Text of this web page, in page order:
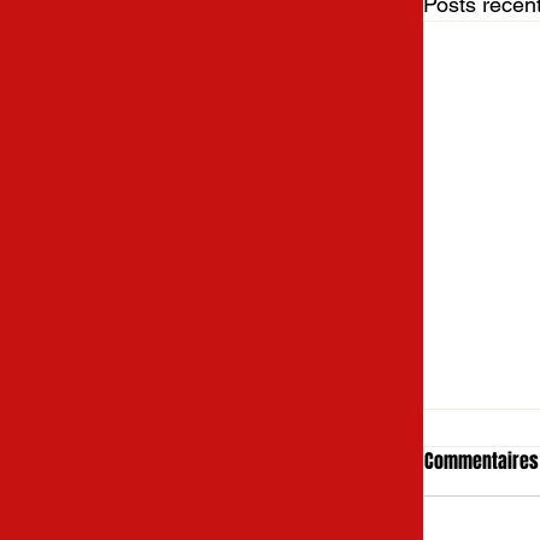
Commentaires